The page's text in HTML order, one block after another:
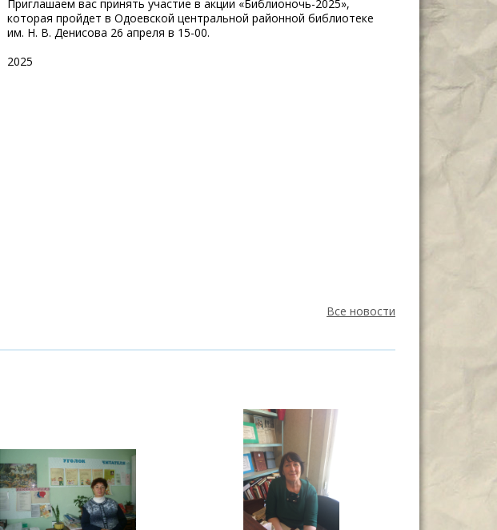
Приглашаем вас принять участие в акции «Библионочь-2025»,
которая пройдет в Одоевской центральной районной библиотеке
им. Н. В. Денисова 26 апреля в 15-00.
2025
Все новости